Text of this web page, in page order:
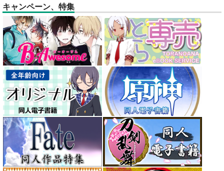
キャンペーン、特集